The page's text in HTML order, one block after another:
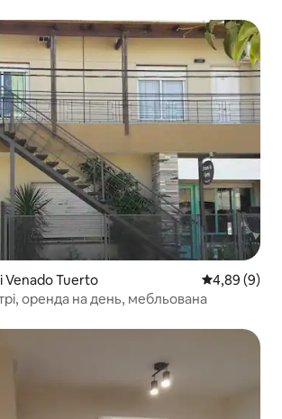
Venado Tuerto Середня
4,89 (9)
оренда на день, мебльована